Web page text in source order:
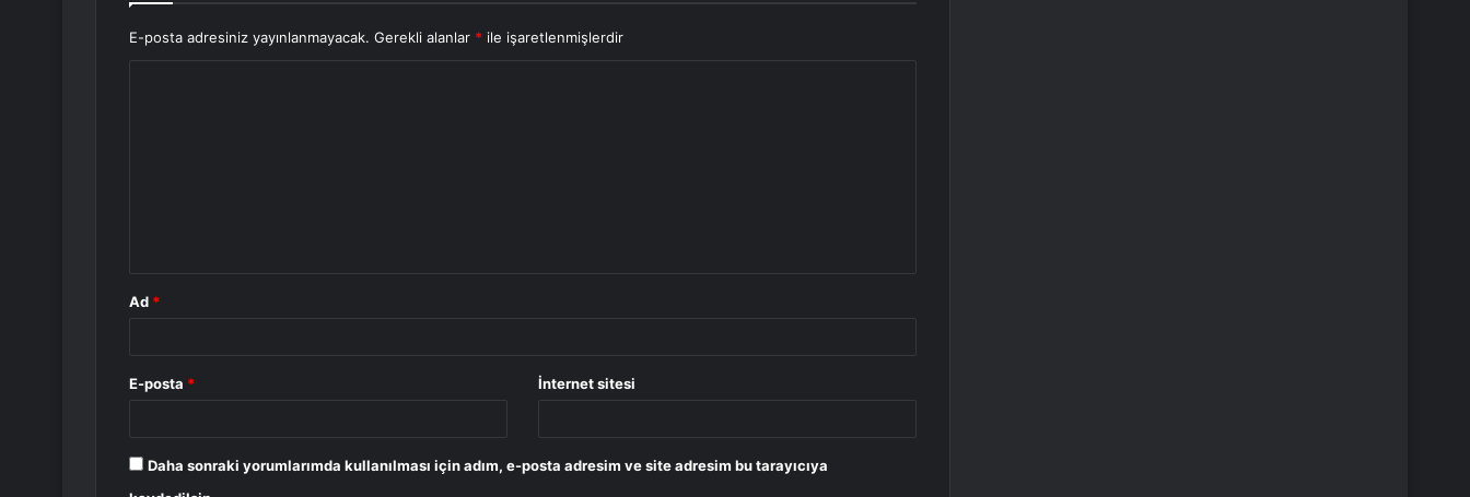
E-posta adresiniz yayınlanmayacak. Gerekli alanlar * ile işaretlenmişlerdir
Ad *
E-posta * İnternet sitesi
Daha sonraki yorumlarımda kullanılması için adım, e-posta adresim ve site adresim bu tarayıcıya